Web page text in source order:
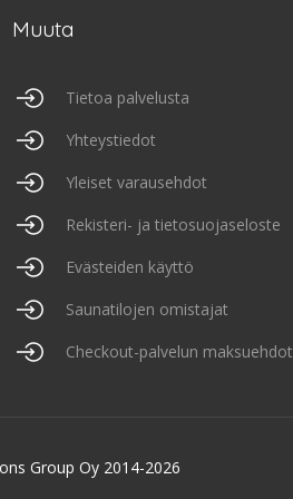
Muuta
Tietoa palvelusta
Yhteystiedot
Yleiset varausehdot
Rekisteri- ja tietosuojaseloste
Evästeiden käyttö
Saunatilojen omistajat
Checkout-palvelun maksuehdot
Group Oy 2014-2026